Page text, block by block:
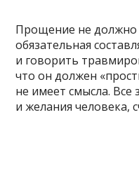
Прощение не должно
обязательная
и говорить
что он должен
не имеет смысла. Все
и желания человека,